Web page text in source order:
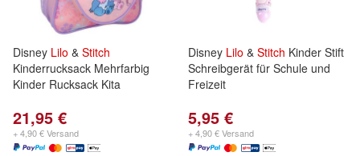
Disney Lilo & Stitch
Kinderrucksack Mehrfarbig
Kinder Rucksack Kita
21,95 €
+ 4,90 € Versand
Disney Lilo & Stitch Kinder Stift
Schreibgerät für Schule und
Freizeit
5,95 €
+ 4,90 € Versand